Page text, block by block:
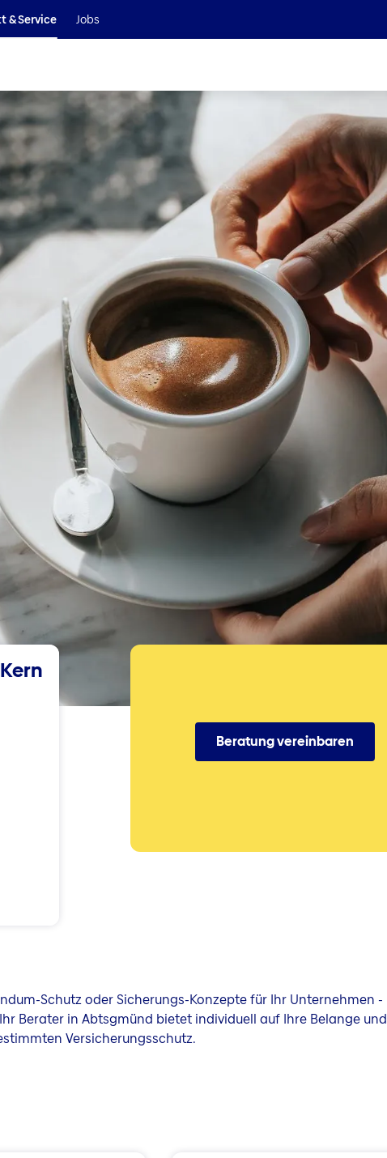
Teil der Helvetia Baloise Gruppe
& Service Jobs
Beratung vereinbaren
Schutz oder Sicherungs-Konzepte für Ihr Unternehmen -
Berater in Abtsgmünd bietet individuell auf Ihre Belange und
Versicherungsschutz.